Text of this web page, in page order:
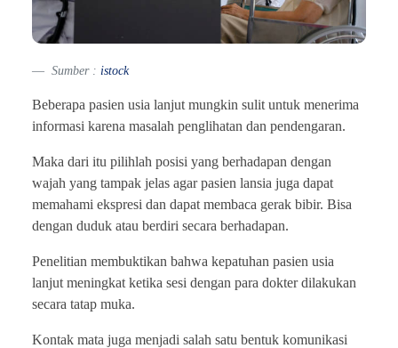
Sumber : istock
Beberapa pasien usia lanjut mungkin sulit untuk menerima
informasi karena masalah penglihatan dan pendengaran.
Maka dari itu pilihlah posisi yang berhadapan dengan
wajah yang tampak jelas agar pasien lansia juga dapat
memahami ekspresi dan dapat membaca gerak bibir. Bisa
dengan duduk atau berdiri secara berhadapan.
Penelitian membuktikan bahwa kepatuhan pasien usia
lanjut meningkat ketika sesi dengan para dokter dilakukan
secara tatap muka.
Kontak mata juga menjadi salah satu bentuk komunikasi